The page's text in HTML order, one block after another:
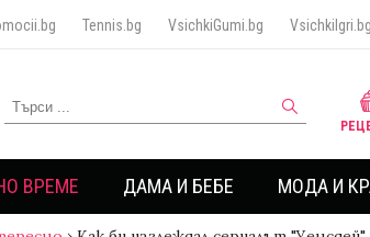
Tennis.bg VsichkiGumi.bg VsichkiIgri.bg
ВРЕМЕ ДАМА И БЕБЕ МОДА И